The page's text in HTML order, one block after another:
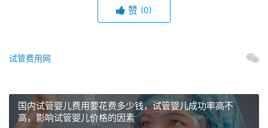
赞 (0)
试管费用网
国内试管婴儿费用要花费多少钱，试管婴儿成功率高不
高，影响试管婴儿价格的因素